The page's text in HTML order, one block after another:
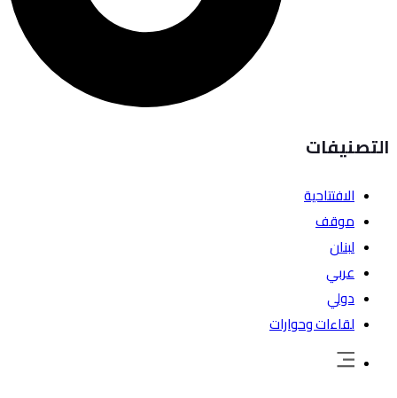
التصنيفات
الافتتاحية
موقف
لبنان
عربي
دولي
لقاءات وحوارات